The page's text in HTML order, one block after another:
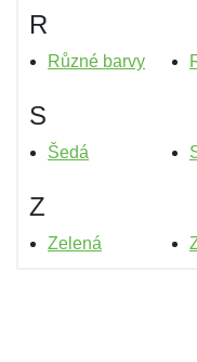
R
Různé barvy
S
Šedá
Z
Zelená